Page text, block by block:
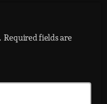
fields are